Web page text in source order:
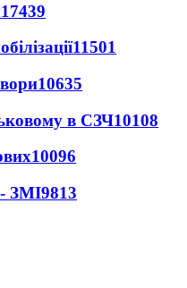
17439
11501
10635
в СЗЧ10108
10096
ЗМІ9813